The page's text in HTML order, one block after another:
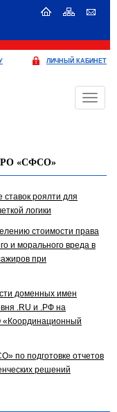
ЛИЧНЫЙ КАБИНЕТ
Меню
«СФСО»
роялти для
логики
стоимости права
и морального вреда в
при
доменных имен
.RU и .РФ на
по подготовке отчетов
решений